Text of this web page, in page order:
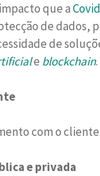
que a
de dados,
de
e blockchain
com o
e privada